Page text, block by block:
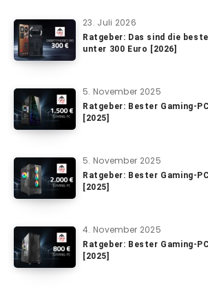
23. Juli 2026
Ratgeber: Das sind die
unter 300 Euro [2026]
5. November 2025
Ratgeber: Bester Gaming-
[2025]
5. November 2025
Ratgeber: Bester Gaming-
[2025]
4. November 2025
Ratgeber: Bester Gaming-
[2025]